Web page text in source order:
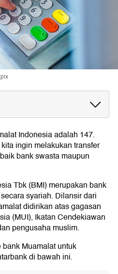
dari Bank Lain ke
Bank di Indonesia
Indonesia adalah 147.
ingin melakukan transfer
bank swasta maupun
Tbk (BMI) merupakan bank
syariah. Dilansir dari
didirikan atas gagasan
(MUI), Ikatan Cendekiawan
pengusaha muslim.
Muamalat untuk
di bawah ini.